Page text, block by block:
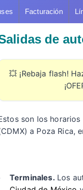
Facturación
de
💥 ¡Rebaja flash!
son los
a Poza Rica,
Terminales. Los